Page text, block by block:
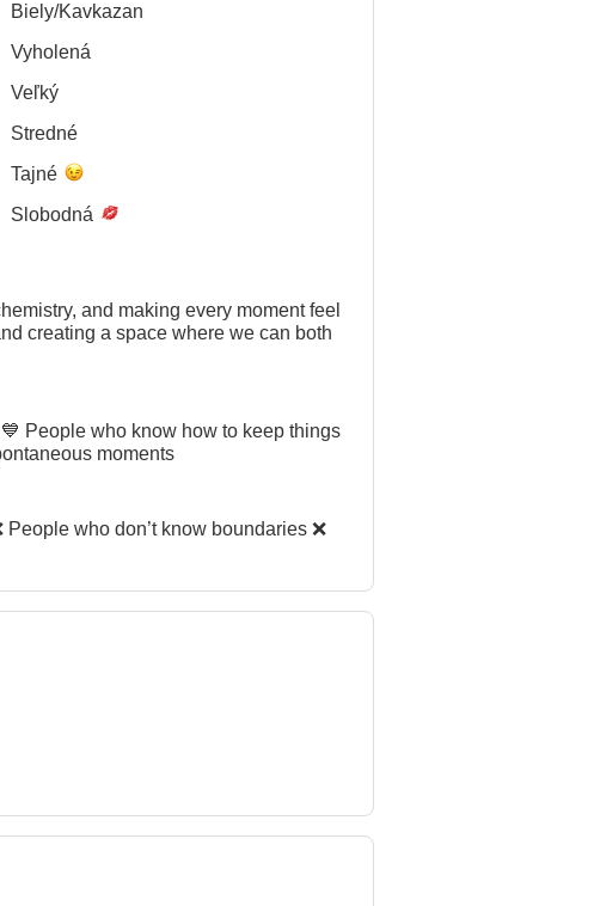
Biely/Kavkazan
Vyholená
Veľký
Stredné
Tajné
Slobodná
and making every moment feel
creating a space where we can both
moments